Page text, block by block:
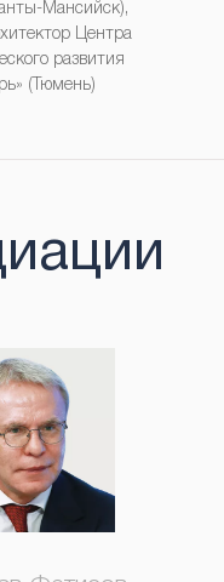
Мансийск),
Центра
развития
(Тюмень)